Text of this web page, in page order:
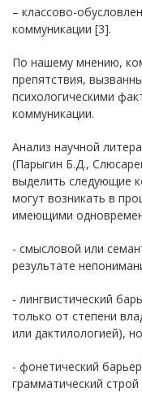
– классово-
коммуникации [3].
По нашему мнению,
препятствия,
психологическими
коммуникации.
Анализ научной
(Парыгин Б.Д.,
выделить следующие
могут возникать в
имеющими
- смысловой или
результате
- лингвистический
только от степени
или дактилологией),
- фонетический
грамматический строй